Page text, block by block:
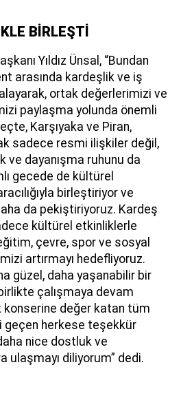
BİRLEŞTİ
Yıldız Ünsal, “Bundan
arasında kardeşlik ve iş
ortak değerlerimizi ve
paylaşma yolunda önemli
Karşıyaka ve Piran,
sadece resmi ilişkiler değil,
ve dayanışma ruhunu da
gecede de kültürel
birleştiriyor ve
da pekiştiriyoruz. Kardeş
kültürel etkinliklerle
çevre, spor ve sosyal
artırmayı hedefliyoruz.
güzel, daha yaşanabilir bir
çalışmaya devam
değer katan tüm
geçen herkese teşekkür
nice dostluk ve
ulaşmayı diliyorum” dedi.